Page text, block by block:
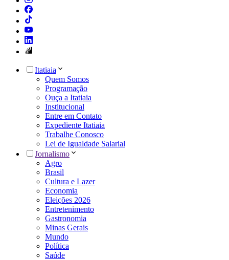
Itatiaia
Quem Somos
Programação
Ouça a Itatiaia
Institucional
Entre em Contato
Expediente Itatiaia
Trabalhe Conosco
Lei de Igualdade Salarial
Jornalismo
Agro
Brasil
Cultura e Lazer
Economia
Eleições 2026
Entretenimento
Gastronomia
Minas Gerais
Mundo
Política
Saúde